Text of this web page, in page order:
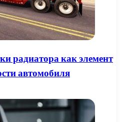
радиатора как элемент
автомобиля